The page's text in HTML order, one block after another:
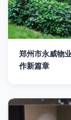
郑州市永威物
作新篇章